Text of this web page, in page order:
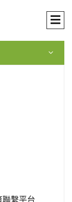
聯繫平台